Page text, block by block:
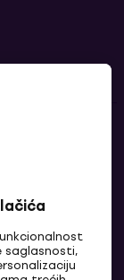
saglasnosti,